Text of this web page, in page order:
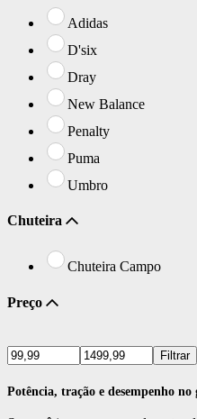
Adidas
D'six
Dray
New Balance
Penalty
Puma
Umbro
Chuteira
Chuteira Campo
Preço
Filtrar
Potência, tração e desempenho